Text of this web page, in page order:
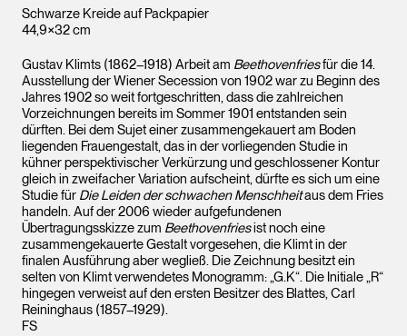
Schwarze Kreide auf Packpapier
44,9×32 cm
Gustav Klimts (1862–1918) Arbeit am Beethovenfriesfür die 14.
Ausstellung der Wiener Secession von 1902 war zu Beginn des
Jahres 1902 so weit fortgeschritten, dass die zahlreichen
Vorzeichnungen bereits im Sommer 1901 entstanden sein
dürften. Bei dem Sujet einer zusammengekauert am Boden
liegenden Frauengestalt, das in der vorliegenden Studie in
kühner perspektivischer Verkürzung und geschlossener Kontur
gleich in zweifacher Variation aufscheint, dürfte es sich um eine
Studie für Die Leiden der schwachen Menschheitaus dem Fries
handeln. Auf der 2006 wieder aufgefundenen
Übertragungsskizze zum Beethovenfriesist noch eine
zusammengekauerte Gestalt vorgesehen, die Klimt in der
finalen Ausführung aber wegließ. Die Zeichnung besitzt ein
selten von Klimt verwendetes Monogramm: „G.K“. Die Initiale „R“
hingegen verweist auf den ersten Besitzer des Blattes, Carl
Reininghaus (1857–1929).
FS